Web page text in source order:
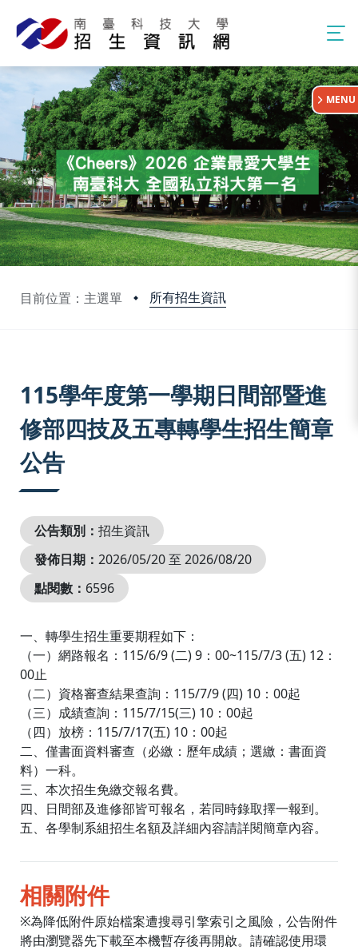
目前位置：主選單 所有招生資訊
:::
MENU
115學年度第一學期日間部暨進
修部四技及五專轉學生招生簡章
公告
公告類別： 招生資訊
發佈日期： 2026/05/20 至 2026/08/20
點閱數： 6596
一、轉學生招生重要期程如下：
（一）網路報名：115/6/9 (二) 9：00~115/7/3 (五) 12：
00止
（二）資格審查結果查詢：115/7/9 (四) 10：00起
（三）成績查詢：115/7/15(三) 10：00起
（四）放榜：115/7/17(五) 10：00起
二、僅書面資料審查（必繳：歷年成績；選繳：書面資
料）一科。
三、本次招生免繳交報名費。
四、日間部及進修部皆可報名，若同時錄取擇一報到。
五、各學制系組招生名額及詳細內容請詳閱簡章內容。
相關附件
※為降低附件原始檔案遭搜尋引擎索引之風險，公告附件
將由瀏覽器先下載至本機暫存後再開啟。請確認使用環